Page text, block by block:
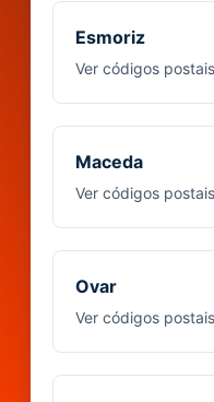
Esmoriz
Ver códigos postais
Maceda
Ver códigos postais
Ovar
Ver códigos postais